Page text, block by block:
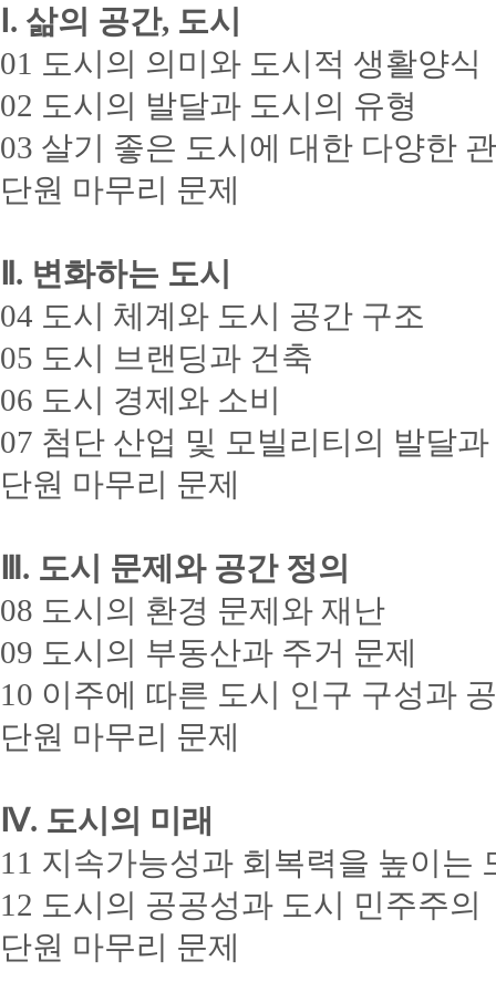
Ⅰ. 삶의 공간, 도시
01 도시의 의미와 도시적 생활양식
02 도시의 발달과 도시의 유형
03 살기 좋은 도시에 대한 다양한
단원 마무리 문제
Ⅱ. 변화하는 도시
04 도시 체계와 도시 공간 구조
05 도시 브랜딩과 건축
06 도시 경제와 소비
07 첨단 산업 및 모빌리티의 발달
단원 마무리 문제
Ⅲ. 도시 문제와 공간 정의
08 도시의 환경 문제와 재난
09 도시의 부동산과 주거 문제
10 이주에 따른 도시 인구 구성과
단원 마무리 문제
Ⅳ. 도시의 미래
11 지속가능성과 회복력을 높이는
12 도시의 공공성과 도시 민주주의
단원 마무리 문제